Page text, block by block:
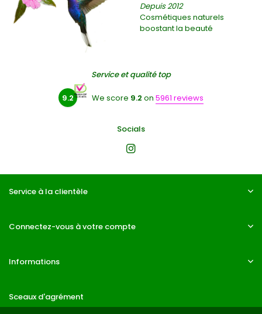
Depuis 2012
Cosmétiques naturels
boostant la beauté
Service et qualité top
9.2 We score 9.2 on 5961 reviews
Socials
Service à la clientèle
Connectez-vous à votre compte
Informations
Sceaux d'agrément